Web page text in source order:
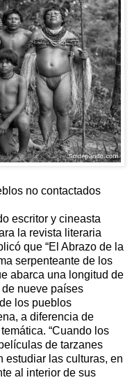
no contactados
escritor y cineasta
la revista literaria
que “El Abrazo de la
serpenteante de los
abarca una longitud de
nueve países
los pueblos
a diferencia de
“Cuando los
de tarzanes
estudiar las culturas, en
al interior de sus